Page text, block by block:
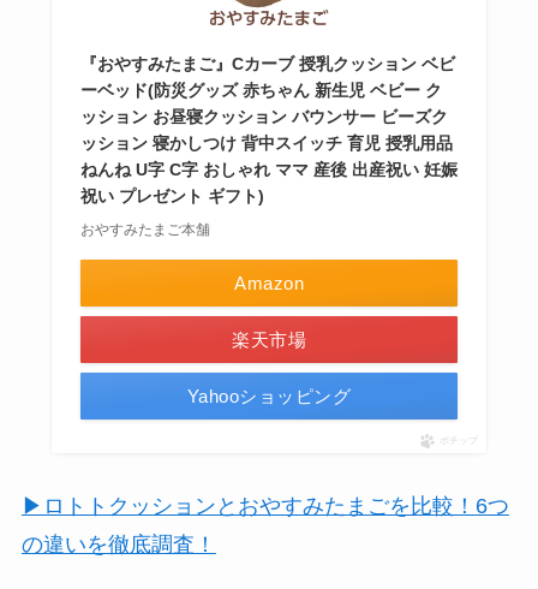
『おやすみたまご』Cカーブ 授乳クッション ベビ
ーベッド(防災グッズ 赤ちゃん 新生児 ベビー ク
ッション お昼寝クッション バウンサー ビーズク
ッション 寝かしつけ 背中スイッチ 育児 授乳用品
ねんね U字 C字 おしゃれ ママ 産後 出産祝い 妊娠
祝い プレゼント ギフト)
おやすみたまご本舗
Amazon
楽天市場
Yahooショッピング
ポチップ
▶ロトトクッションとおやすみたまごを比較！6つ
の違いを徹底調査！